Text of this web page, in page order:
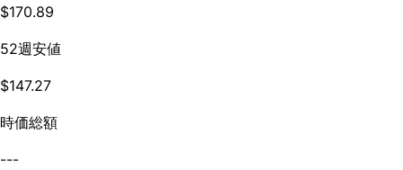
$170.89
52週安値
$147.27
時価総額
---